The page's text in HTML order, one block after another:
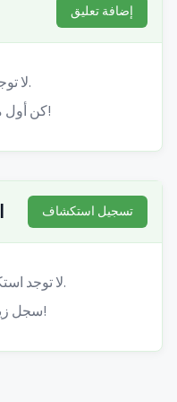
إضافة تعليق
لا توجد تعليقات بعد.
كن أول من يشارك تجربته!
تسجيل استكشاف
لا توجد استكشافات مسجلة بعد.
سجل زيارتك لهذا الكهف!